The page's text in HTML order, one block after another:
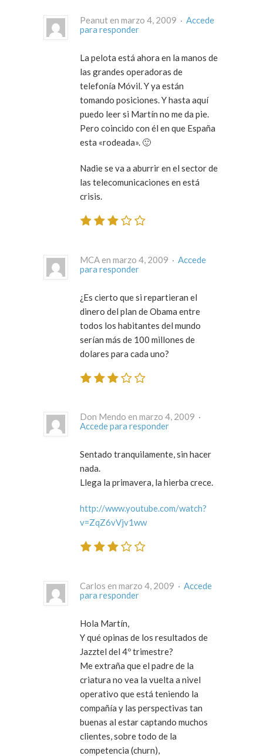
Peanut en marzo 4, 2009 · Accede
para responder
La pelota está ahora en la manos de
las grandes operadoras de
telefonía Móvil. Y ya están
tomando posiciones. Y hasta aquí
puedo leer si Martín no me da pie.
Pero coincido con él en que España
esta «rodeada». 🙂
Nadie se va a aburrir en el sector de
las telecomunicaciones en está
crisis.
MCA en marzo 4, 2009 · Accede
para responder
¿Es cierto que si repartieran el
dinero del plan de Obama entre
todos los habitantes del mundo
serían más de 100 millones de
dolares para cada uno?
Don Mendo en marzo 4, 2009 ·
Accede para responder
Sentado tranquilamente, sin hacer
nada.
Llega la primavera, la hierba crece.
http://www.youtube.com/watch?
v=ZqZ6vVjv1ww
Carlos en marzo 4, 2009 · Accede
para responder
Hola Martín,
Y qué opinas de los resultados de
Jazztel del 4º trimestre?
Me extraña que el padre de la
criatura no vea la vuelta a nivel
operativo que está teniendo la
compañía y las perspectivas tan
buenas al estar captando muchos
clientes, sobre todo de la
competencia (churn),